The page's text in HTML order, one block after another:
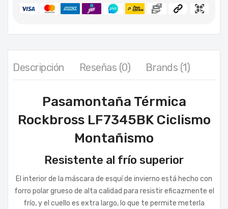
Descripción Reseñas (0) Brands (1)
Pasamontaña Térmica
Rockbross LF7345BK Ciclismo
Montañismo
Resistente al frío superior
El interior de la máscara de esquí de invierno está hecho con
forro polar grueso de alta calidad para resistir eficazmente el
frío, y el cuello es extra largo, lo que te permite meterla